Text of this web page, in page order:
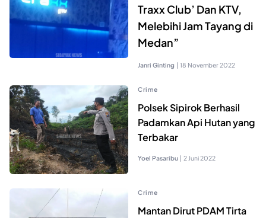
Traxx Club’ Dan KTV,
Melebihi Jam Tayang di
Medan”
Janri Ginting | 18 November 2022
Crime
Polsek Sipirok Berhasil
Padamkan Api Hutan yang
Terbakar
Yoel Pasaribu | 2 Juni 2022
Crime
Mantan Dirut PDAM Tirta